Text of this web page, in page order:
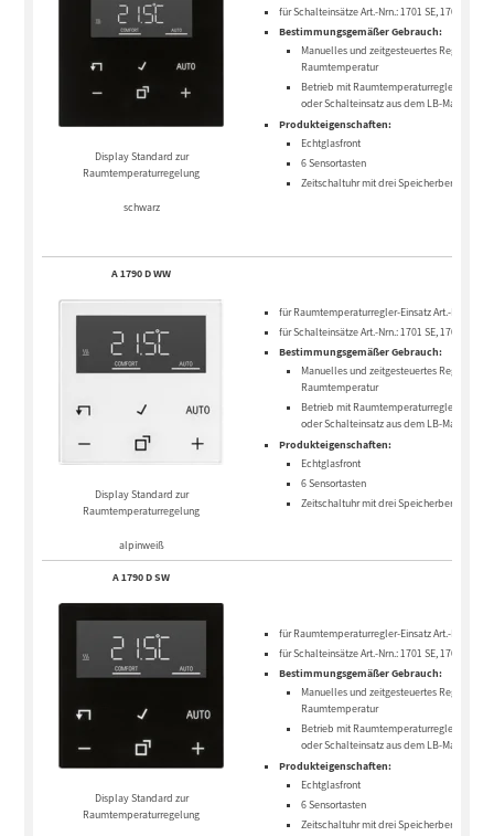
Display Standard zur
Raumtemperaturregelung
schwarz
für Schalteinsätze Art.-Nrn.: 1701 SE, 1704 ESE
Bestimmungsgemäßer Gebrauch:
Manuelles und zeitgesteuertes Regeln der
Raumtemperatur
Betrieb mit Raumtemperaturregler-Einsatz
oder Schalteinsatz aus dem LB-
Produkteigenschaften:
Echtglasfront
6 Sensortasten
Zeitschaltuhr mit drei Speicherbereichen
A 1790 D WW
Display Standard zur
Raumtemperaturregelung
alpinweiß
für Raumtemperaturregler-Einsatz Art.-Nr.: 1790
für Schalteinsätze Art.-Nrn.: 1701 SE, 1704 ESE
Bestimmungsgemäßer Gebrauch:
Manuelles und zeitgesteuertes Regeln der
Raumtemperatur
Betrieb mit Raumtemperaturregler-Einsatz
oder Schalteinsatz aus dem LB-
Produkteigenschaften:
Echtglasfront
6 Sensortasten
Zeitschaltuhr mit drei Speicherbereichen
A 1790 D SW
Display Standard zur
Raumtemperaturregelung
für Raumtemperaturregler-Einsatz Art.-Nr.: 1790
für Schalteinsätze Art.-Nrn.: 1701 SE, 1704 ESE
Bestimmungsgemäßer Gebrauch:
Manuelles und zeitgesteuertes Regeln der
Raumtemperatur
Betrieb mit Raumtemperaturregler-Einsatz
oder Schalteinsatz aus dem LB-
Produkteigenschaften:
Echtglasfront
6 Sensortasten
Zeitschaltuhr mit drei Speicherbereichen